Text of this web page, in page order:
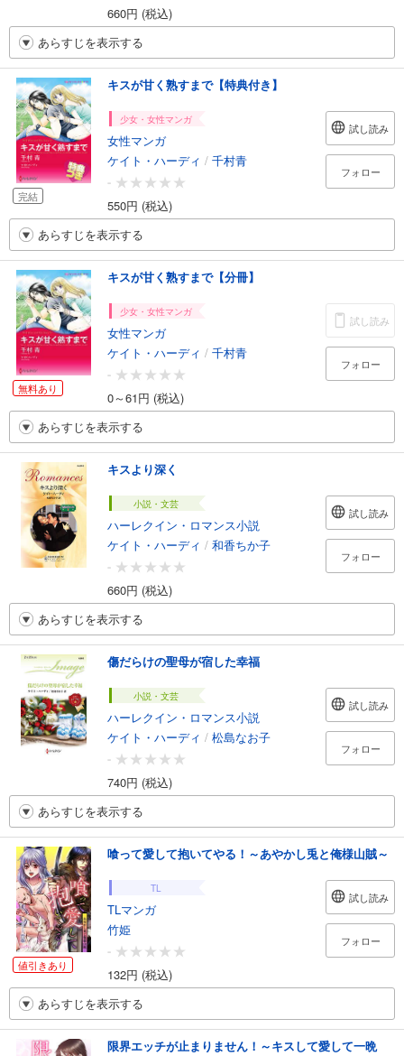
660円 (税込)
あらすじを表示する
完結
キスが甘く熟すまで【特典付き】
少女・女性マンガ
女性マンガ
ケイト・ハーディ / 千村青
-
550円 (税込)
試し読み
フォロー
あらすじを表示する
無料あり
キスが甘く熟すまで【分冊】
少女・女性マンガ
女性マンガ
ケイト・ハーディ / 千村青
-
0～61円 (税込)
試し読み
フォロー
あらすじを表示する
キスより深く
小説・文芸
ハーレクイン・ロマンス小説
ケイト・ハーディ / 和香ちか子
-
660円 (税込)
試し読み
フォロー
あらすじを表示する
傷だらけの聖母が宿した幸福
小説・文芸
ハーレクイン・ロマンス小説
ケイト・ハーディ / 松島なお子
-
740円 (税込)
試し読み
フォロー
あらすじを表示する
値引きあり
喰って愛して抱いてやる！～あやかし兎と俺様山賊～
TL
TLマンガ
竹姫
-
132円 (税込)
試し読み
フォロー
あらすじを表示する
限界エッチが止まりません！～キスして愛して一晩